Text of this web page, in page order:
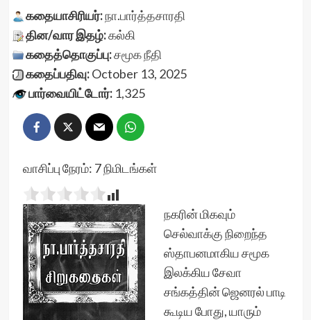
கதையாசிரியர்:நா.பார்த்தசாரதி
தின/வார இதழ்:கல்கி
கதைத்தொகுப்பு:சமூக நீதி
கதைப்பதிவு:October 13, 2025
பார்வையிட்டோர்:1,325
வாசிப்பு நேரம்: 7நிமிடங்கள்
நகரின் மிகவும்
செல்வாக்கு நிறைந்த
ஸ்தாபனமாகிய சமூக
இலக்கிய சேவா
சங்கத்தின் ஜெனரல் பாடி
கூடிய போது, யாரும்